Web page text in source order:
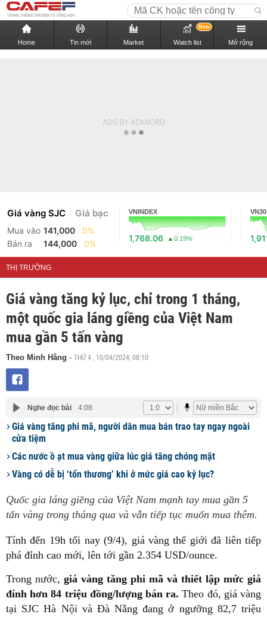
Home Tin mới Market Watch list
New
Mở rộng
Giá vàng SJC Giá bạc
Mua vào 141,000
0%
Bán ra
144,000 0%
VNINDEX
1,768.06 0.19%
VN30
THỊ TRƯỜNG
Giá vàng tăng kỷ lục, chỉ trong 1 tháng,
một quốc gia láng giềng của Việt Nam
mua gần 5 tấn vàng
Theo Minh Hằng - THỨ 4 , 10/04/2024, 08:10
Nghe đọc bài 4:08
Giá vàng tăng phi mã, người dân mua bán trao tay ngay ngoài
cửa tiệm
Các nước ồ ạt mua vàng giữa lúc giá tăng chóng mặt
Vàng có dễ bị ‘tổn thương’ khi ở mức giá cao kỷ lục?
Quốc gia láng giềng của Việt Nam mạnh tay mua gần 5
tấn vàng trong tháng qua và vẫn tiếp tục muốn mua thêm.
Tính đến 19h tối nay (9/4), giá vàng thế giới đã liên tiếp
phá đỉnh cao mới, lên tới gần 2.354 USD/ounce.
Trong nước, giá vàng tăng phi mã và thiết lập mức giá
đỉnh hơn 84 triệu đồng/lượng bán ra. Theo đó, giá vàng
tại SJC Hà Nội và Đà Nẵng đang ở ngưỡng 82,7 triệu